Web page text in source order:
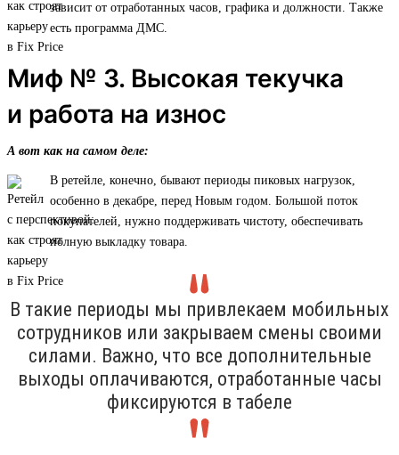
зависит от отработанных часов, графика и должности. Также
есть программа ДМС.
Миф № 3. Высокая текучка
и работа на износ
А вот как на самом деле:
В ретейле, конечно, бывают периоды пиковых нагрузок,
особенно в декабре, перед Новым годом. Большой поток
покупателей, нужно поддерживать чистоту, обеспечивать
полную выкладку товара.
В такие периоды мы привлекаем мобильных
сотрудников или закрываем смены своими
силами. Важно, что все дополнительные
выходы оплачиваются, отработанные часы
фиксируются в табеле